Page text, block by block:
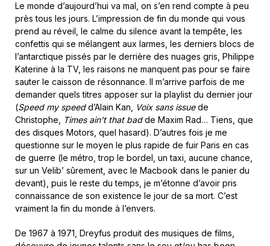
Le monde d’aujourd’hui va mal, on s’en rend compte à peu
près tous les jours. L’impression de fin du monde qui vous
prend au réveil, le calme du silence avant la tempête, les
confettis qui se mélangent aux larmes, les derniers blocs de
l’antarctique pissés par le derrière des nuages gris, Philippe
Katerine à la TV, les raisons ne manquent pas pour se faire
sauter le caisson de résonnance. Il m’arrive parfois de me
demander quels titres apposer sur la playlist du dernier jour
(Speed my speedd’Alain Kan, Voix sans issuede
Christophe,
Times ain’t that badde Maxim Rad… Tiens, que
des disques Motors, quel hasard). D’autres fois je me
questionne sur le moyen le plus rapide de fuir Paris en cas
de guerre (le métro, trop le bordel, un taxi, aucune chance,
sur un Velib’ sûrement, avec le Macbook dans le panier du
devant), puis le reste du temps, je m’étonne d’avoir pris
connaissance de son existence le jour de sa mort. C’est
vraiment la fin du monde à l’envers.
De 1967 à 1971, Dreyfus produit des musiques de films,